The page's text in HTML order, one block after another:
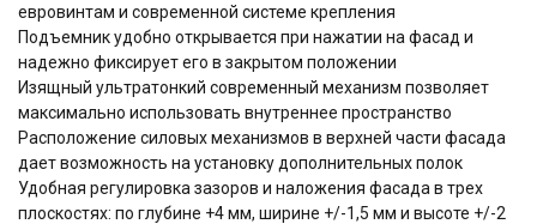
евровинтам и современной системе крепления
Подъемник удобно открывается при нажатии на фасад и
надежно фиксирует его в закрытом положении
Изящный ультратонкий cовременный механизм позволяет
максимально использовать внутреннее пространство
Расположение силовых механизмов в верхней части фасада
дает возможность на установку дополнительных полок
Удобная регулировка зазоров и наложения фасада в трех
плоскостях: по глубине +4 мм, ширине +/-1,5 мм и высоте +/-2